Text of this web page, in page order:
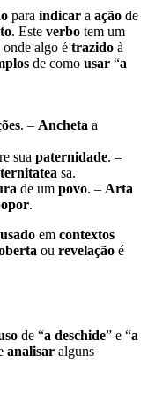
para indicar a ação de
. Este verbo tem um
onde algo é trazido à
de como usar “a
. – Ancheta a
sua paternidade. –
sa.
de um povo. – Arta
.
usado em contextos
ou revelação é
de “a deschide” e “a
analisar alguns